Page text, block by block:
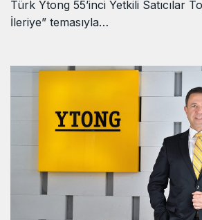
Türk Ytong 55’inci Yetkili Satıcılar
İleriye” temasıyla…